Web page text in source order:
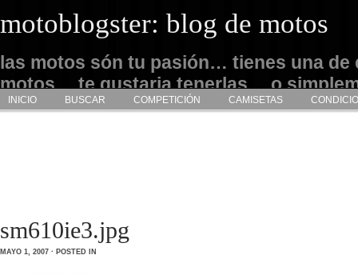
motoblogster: blog de motos
las motos són tu pasión… tienes una de
motos… te gustaria tenerlas… o
admirarlas… este es tu sitio
INICIO BUSCAR COMPETICIÓN CAMISETAS
sm610ie3.jpg
MAYO 1, 2007 · POSTED IN